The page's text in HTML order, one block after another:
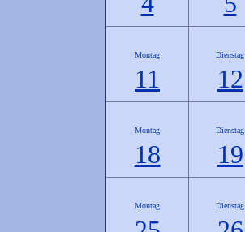
Montag
11
Dienstag
12
Montag
18
Dienstag
19
Montag Dienstag